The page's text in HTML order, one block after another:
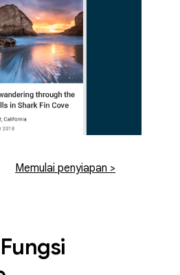
Memulai penyiapan >